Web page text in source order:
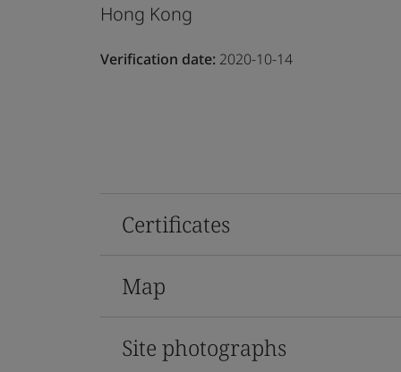
Hong Kong
Verification date: 2020-10-14
Certificates
Map
Site photographs